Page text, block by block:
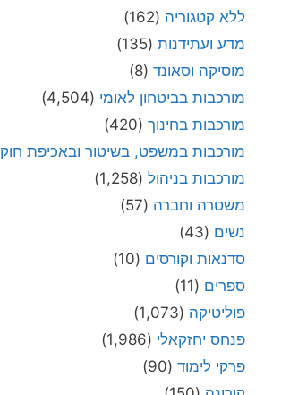
ללא קטגוריה (162)
מדע ועתידנות (135)
מוסיקה וסאונד (8)
מורכבות בביטחון לאומי (4,504)
מורכבות בחינוך (420)
מורכבות במשפט, בשיטור ובאכיפת חוק
מורכבות בניהול (1,258)
משטרה וחברה (57)
נשים (43)
סדנאות וקורסים (10)
ספרים (11)
פוליטיקה (1,073)
פנחס יחזקאלי (1,986)
פרקי לימוד (90)